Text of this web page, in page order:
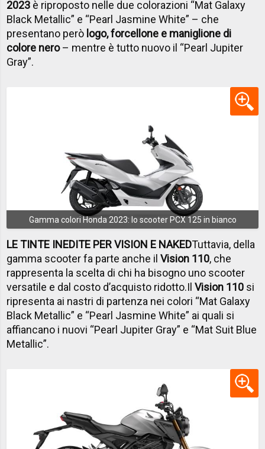
2023 è riproposto nelle due colorazioni “Mat Galaxy
Black Metallic” e “Pearl Jasmine White” – che
presentano però logo, forcellone e maniglione di
colore nero– mentre è tutto nuovo il “Pearl Jupiter
Gray”.
Gamma colori Honda 2023: lo scooter PCX 125 in bianco
LE TINTE INEDITE PER VISION E NAKEDTuttavia, della
gamma scooter fa parte anche ilVision 110, che
rappresenta la scelta di chi ha bisogno uno scooter
versatile e dal costo d’acquisto ridotto.IlVision 110 si
ripresenta ai nastri di partenza nei colori “Mat Galaxy
Black Metallic” e “Pearl Jasmine White” ai quali si
affiancano i nuovi “Pearl Jupiter Gray” e “Mat Suit Blue
Metallic”.